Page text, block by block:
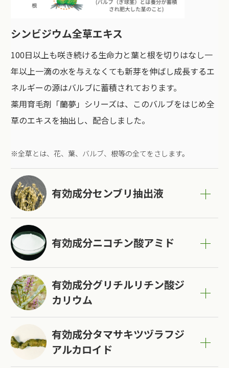
シンビジウム全草エキス
100日以上も咲き続ける生命力と葉と根を切りはなし一
年以上一滴の水を与えなくても新芽を伸ばし成長するエ
ネルギーの源はバルブに蓄積されております。
薬用育毛剤「蘭夢」シリーズは、このバルブをはじめ全
草のエキスを抽出し、配合しました。
※全草とは、花、葉、バルブ、根等の全てをさします。
有効成分センブリ抽出液
有効成分ニコチン酸アミド
有効成分グリチルリチン酸ジ
カリウム
有効成分タマサキツヅラフジ
アルカロイド